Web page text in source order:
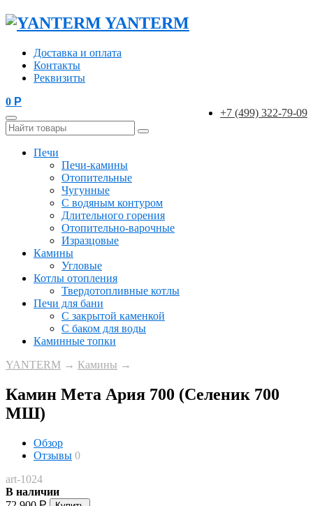
YANTERM
Доставка и оплата
Контакты
Реквизиты
+7 (499) 322-79-09
0 Р
Печи
Печи-камины
Отопительные
Чугунные
С водяным контуром
Длительного горения
Отопительно-варочные
Изразцовые
Камины
Угловые
Котлы отопления
Твердотопливные котлы
Печи для бани
С закрытой каменкой
С баком для воды
Каминные топки
YANTERM → Камины →
Камин Мета Ария 700 (Селеник 700
МШ)
Обзор
Отзывы 0
art-1024
В наличии